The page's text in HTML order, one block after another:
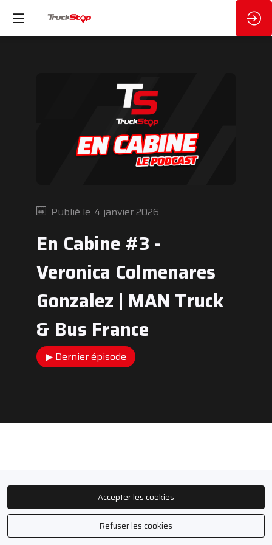
Publié le 4 janvier 2026
En Cabine #3 -
Veronica Colmenares
Gonzalez | MAN Truck
& Bus France
▶ Dernier épisode
Accepter les cookies
Refuser les cookies